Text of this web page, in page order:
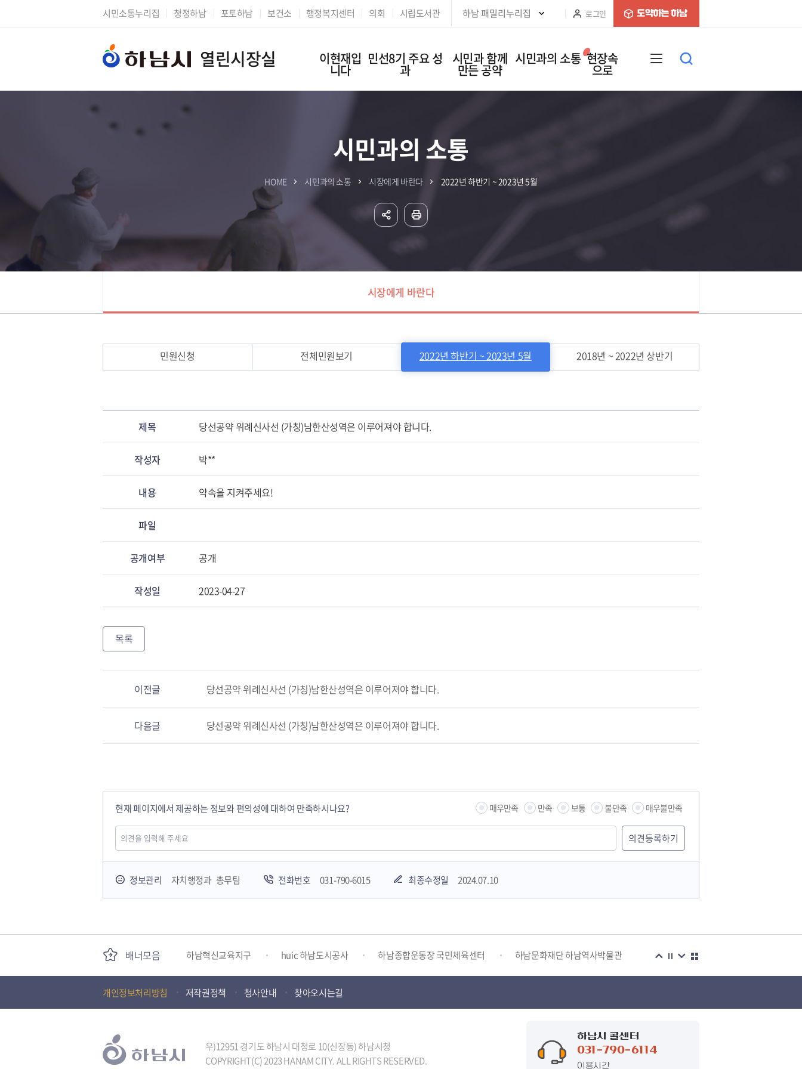
본문 바로가기
시민소통누리집 청정하남 포토하남 보건소 행정복지센터 의회 시립도서관 하남 패밀리누리집 로그인
열린시장실 이현재입
니다
민선8기 주요 성
과
시민과 함께
만든 공약
시민과의 소통
시장에게 바란다
현장속
으로
시민과의 소통
HOME 시민과의 소통 시장에게 바란다 2022년 하반기 ~ 2023년 5월
시장에게 바란다
민원신청 전체민원보기 2022년 하반기 ~ 2023년 5월 2018년 ~ 2022년 상반기
제목 당선공약 위례신사선 (가칭)남한산성역은 이루어져야 합니다.
작성자 박**
내용 약속을 지켜주세요!
파일
공개여부 공개
작성일 2023-04-27
목록
이전글 당선공약 위례신사선 (가칭)남한산성역은 이루어져야 합니다.
다음글 당선공약 위례신사선 (가칭)남한산성역은 이루어져야 합니다.
현재 페이지에서 제공하는 정보와 편의성에 대하여 만족하시나요? 매우만족 만족 보통 불만족 매우불만족
정보관리 자치행정과 총무팀 전화번호 031-790-6015 최종수정일 2024.07.10
배너모음
국민안전교육플랫폼
하남혁신교육지구 huic 하남도시공사 하남종합운동장 국민체육센터 하남문화재단 하남역사박물관
하남문화재단 하남시 가족센터
개인정보처리방침 저작권정책 청사안내 찾아오시는길
우)12951 경기도 하남시 대청로 10(신장동) 하남시청
COPYRIGHT(C) 2023 HANAM CITY. ALL RIGHTS RESERVED.
하남시 콜센터
031-790-6114
이용시간